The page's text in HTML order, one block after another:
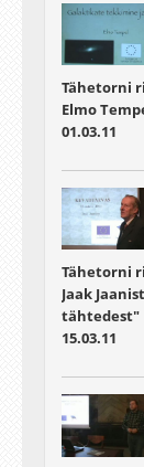
Tähetorni
Elmo
01.03.11
Tähetorni
Jaak
tähtedest"
15.03.11